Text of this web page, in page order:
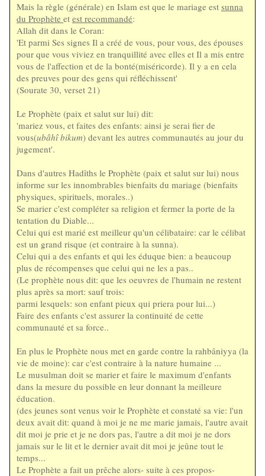
Mais la règle (générale) en Islam est que le mariage est sunna
du Prophète et est recommandé:
Allah dit dans le Coran:
'Et parmi Ses signes Il a créé de vous, pour vous, des épouses
pour que vous viviez en tranquillité avec elles et Il a mis entre
vous de l'affection et de la bonté(miséricorde). Il y a en cela
des preuves pour des gens qui réfléchissent'
(Sourate 30, verset 21)
Le Prophète (paix et salut sur lui) dit:
'mariez vous, et faites des enfants: ainsi je serai fier de
vous(ubâhî bikum) devant les autres communautés au jour du
jugement'.
Dans d'autres Hadîths le Prophète (paix et salut sur lui) nous
informe sur les innombrables bienfaits du mariage (bienfaits
physiques, spirituels, morales..)
Se marier c'est compléter sa religion et fermer la porte de la
tentation du Diable...
Celui qui est marié est meilleur qu'un célibataire: car le célibat
est un grand risque (et contraire à la sunna).
Celui qui a des enfants et qui les éduque bien: a beaucoup
plus de récompenses que celui qui ne les a pas..
(Le prophète nous dit: que les oeuvres de l'humain ne restent
plus après sa mort: sauf trois:
parmi lesquels: son enfant pieux qui priera pour lui...)
Faire des enfants c'est assurer la continuité de cette
communauté et sa force..
En plus le Prophète nous met en garde contre la rahbâniyya (la
vie de moine): car c'est contraire à la nature humaine ...
Le musulman doit se marier et faire le maximum d'enfants
dans la mesure du possible en leur donnant la meilleure
éducation.
(des jeunes sont venus voir le Prophète et constaté sa vie: l'un
deux avait dit: quand à moi je ne me marie jamais, l'autre avait
dit moi je prie et je ne dors pas, l'autre a dit moi je ne dors
jamais sur le lit et le dernier avait dit moi je jeûne tout le
temps...
Le Prophète a fait un prêche alors- suite à ces propos-